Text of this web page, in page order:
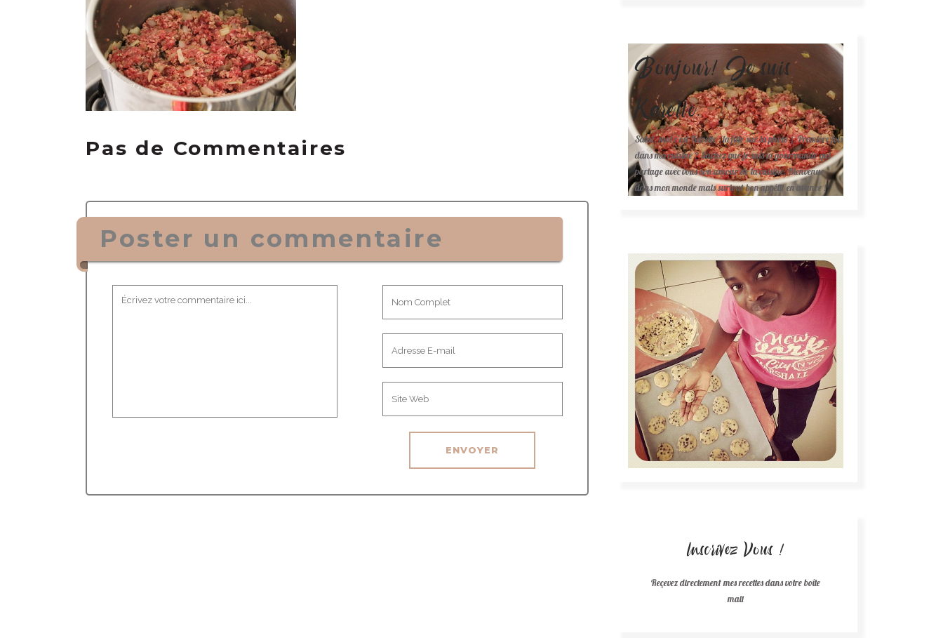
Pas de Commentaires
Poster un commentaire
Bonjour! Je suis
Karelle.
Salut, moi c'est Karelle (la fille sur la photo ). Première fois
dans ma cuisine ? Sachez que je suis la gourmande qui
partage avec vous son amour de la cuisine. Bienvenue
dans mon monde mais surtout bon appétit en avance !
Inscrivez Vous !
Reçevez directement mes recettes dans votre boîte
mail